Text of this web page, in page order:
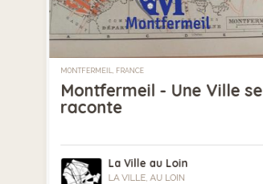
MONTFERMEIL, FRANCE
Montfermeil - Une Ville se
raconte
La Ville au Loin
LA VILLE, AU LOIN